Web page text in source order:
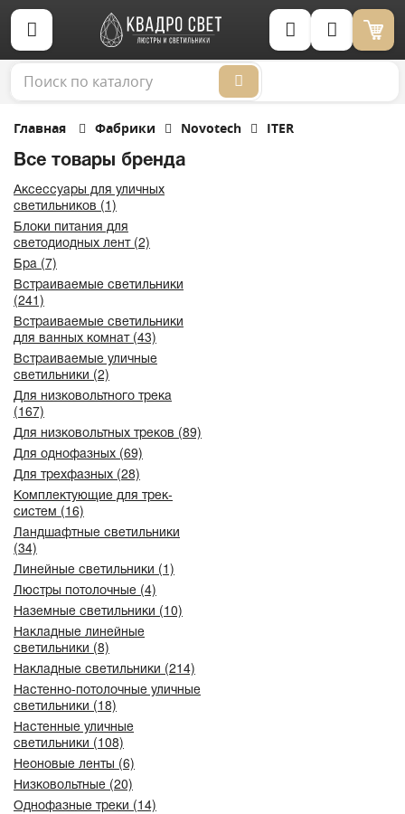
Корзина (0)
Главная Фабрики Novotech ITER
Все товары бренда
Аксессуары для уличных
светильников (1)
Блоки питания для
светодиодных лент (2)
Бра (7)
Встраиваемые светильники
(241)
Встраиваемые светильники
для ванных комнат (43)
Встраиваемые уличные
светильники (2)
Для низковольтного трека
(167)
Для низковольтных треков (89)
Для однофазных (69)
Для трехфазных (28)
Комплектующие для трек-
систем (16)
Ландшафтные светильники
(34)
Линейные светильники (1)
Люстры потолочные (4)
Наземные светильники (10)
Накладные линейные
светильники (8)
Накладные светильники (214)
Настенно-потолочные уличные
светильники (18)
Настенные уличные
светильники (108)
Неоновые ленты (6)
Низковольтные (20)
Однофазные треки (14)